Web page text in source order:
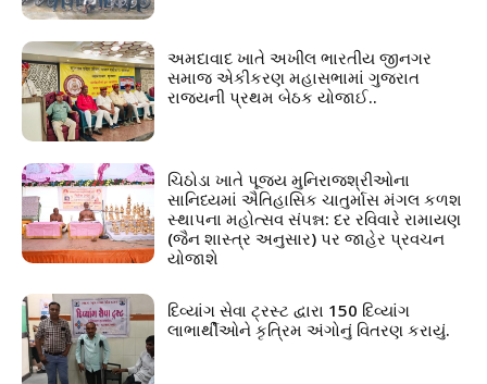
અમદાવાદ ખાતે અખીલ ભારતીય જીનગર
સમાજ એકીકરણ મહાસભામાં ગુજરાત
રાજ્યની પ્રથમ બેઠક યોજાઈ..
ચિઠોડા ખાતે પૂજ્ય મુનિરાજશ્રીઓના
સાનિધ્યમાં ઐતિહાસિક ચાતુર્માસ મંગલ કળશ
સ્થાપના મહોત્સવ સંપન્ન: દર રવિવારે રામાયણ
(જૈન શાસ્ત્ર અનુસાર) પર જાહેર પ્રવચન
યોજાશે
દિવ્યાંગ સેવા ટ્રસ્ટ દ્વારા 150 દિવ્યાંગ
લાભાર્થીઓને કૃત્રિમ અંગોનું વિતરણ કરાયું.